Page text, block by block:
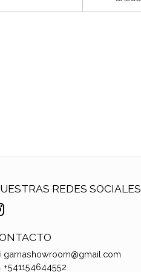
REDES SOCIALES
garnashowroom@gmail.com
+541154644552